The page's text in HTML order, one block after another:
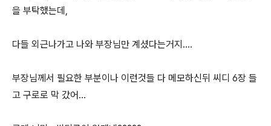
을 부탁했는데,
다들 외근나가고 나와 부장님만 계셨다는거지....
부장님께서 필요한 부분이나 이런것들 다 메모하신뒤 씨디 6장 들
고 구로로 막 갔어...